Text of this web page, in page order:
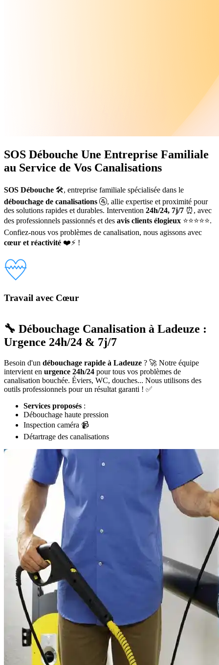
SOS Débouche Une Entreprise Familiale
au Service de Vos Canalisations
SOS Débouche 🛠️, entreprise familiale spécialisée dans le
débouchage de canalisations 🚰, allie expertise et proximité pour
des solutions rapides et durables. Intervention 24h/24, 7j/7 ⏰, avec
des professionnels passionnés et des avis clients élogieux ⭐⭐⭐⭐⭐.
Confiez-nous vos problèmes de canalisation, nous agissons avec
cœur et réactivité ❤️⚡ !
Travail avec Cœur
🔧 Débouchage Canalisation à Ladeuze :
Urgence 24h/24 & 7j/7
Besoin d'un débouchage rapide à Ladeuze ? 🚀 Notre équipe
intervient en urgence 24h/24 pour tous vos problèmes de
canalisation bouchée. Éviers, WC, douches... Nous utilisons des
outils professionnels pour un résultat garanti ! ✅
Services proposés :
Débouchage haute pression
Inspection caméra 📹
Détartrage des canalisations